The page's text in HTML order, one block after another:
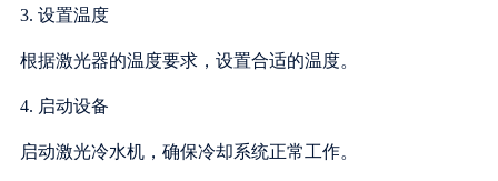
3. 设置温度
根据激光器的温度要求，设置合适的温度。
4. 启动设备
启动激光冷水机，确保冷却系统正常工作。